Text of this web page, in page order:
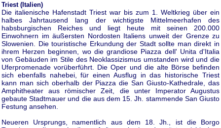
Triest (Italien)
Die italienische Hafenstadt Triest war bis zum 1. Weltkrieg über ein
halbes Jahrtausend lang der wichtigste Mittelmeerhafen des
habsburgischen Reiches und liegt heute mit seinen 200.000
Einwohnern im äußersten Nordosten Italiens unweit der Grenze zu
Slowenien. Die touristische Erkundung der Stadt sollte man direkt in
ihrem Herzen beginnen, wo die grandiose Piazza dell' Unita d'Italia
von Gebäuden im Stile des Neoklassizismus umstanden wird und die
Uferpromenade vorüberführt. Die Oper und die alte Börse befinden
sich ebenfalls nahebei, für einen Ausflug in das historische Triest
kann man sich oberhalb der Piazza die San Giusto-Kathedrale, das
Amphitheater aus römischer Zeit, die unter Imperator Augustus
gebaute Stadtmauer und die aus dem 15. Jh. stammende San Giusto
Festung ansehen.
Neueren Ursprungs, namentlich aus dem 18. Jh., ist die Borgo